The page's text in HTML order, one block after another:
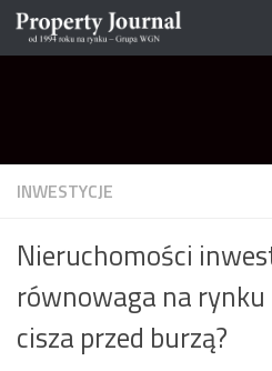
Skip to content
INWESTYCJE
Nieruchomości
równowaga na rynku
cisza przed burzą?